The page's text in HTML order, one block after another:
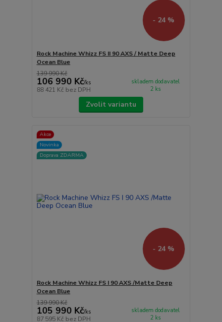
- 24 %
Rock Machine Whizz FS II 90 AXS / Matte Deep
Ocean Blue
139 990 Kč
106 990 Kč/ks
88 421 Kč bez DPH
skladem dodavatel
2 ks
Zvolit variantu
Akce
Novinka
Doprava ZDARMA
- 24 %
Rock Machine Whizz FS I 90 AXS /Matte Deep
Ocean Blue
139 990 Kč
105 990 Kč/ks
87 595 Kč bez DPH
skladem dodavatel
2 ks